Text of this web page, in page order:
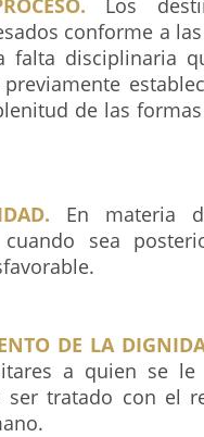
Los
conforme a
falta disciplinaria
de las
En materia
sea
DE LA
a quien se
ser tratado con el